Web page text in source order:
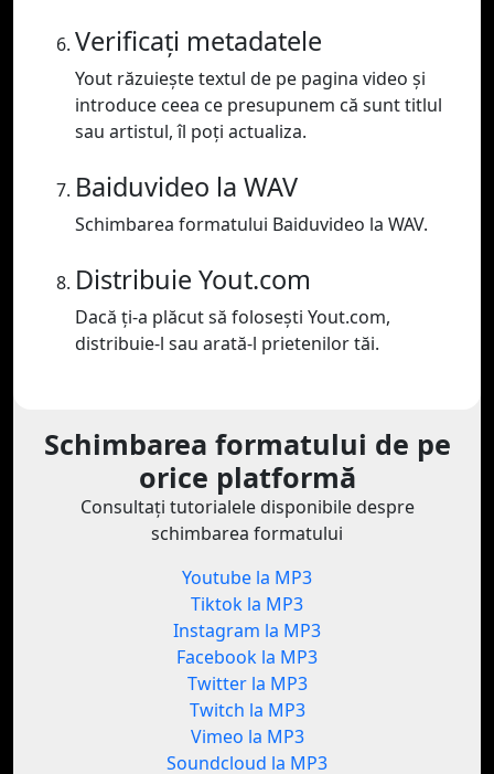
Verificați metadatele
Yout răzuiește textul de pe pagina video și
introduce ceea ce presupunem că sunt titlul
sau artistul, îl poți actualiza.
Baiduvideo la WAV
Schimbarea formatului Baiduvideo la WAV.
Distribuie Yout.com
Dacă ți-a plăcut să folosești Yout.com,
distribuie-l sau arată-l prietenilor tăi.
Schimbarea formatului de pe
orice platformă
Consultați tutorialele disponibile despre
schimbarea formatului
Youtube la MP3
Tiktok la MP3
Instagram la MP3
Facebook la MP3
Twitter la MP3
Twitch la MP3
Vimeo la MP3
Soundcloud la MP3